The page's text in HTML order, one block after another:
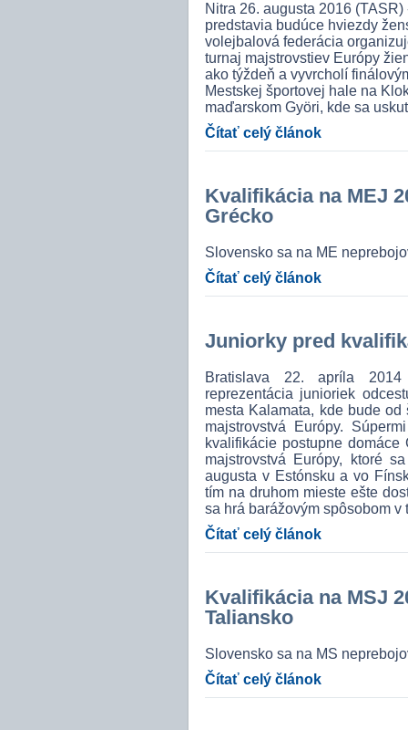
Nitra 26. augusta 2016
predstavia budúce hviezdy
volejbalová federácia
turnaj majstrovstiev Európy
ako týždeň a vyvrcholí
Mestskej športovej hale na
maďarskom Györi, kde sa
Čítať celý článok
Kvalifikácia na MEJ
Grécko
Slovensko sa na ME
Čítať celý článok
Juniorky pred
Bratislava 22. apríla
reprezentácia junioriek
mesta Kalamata, kde bude
majstrovstvá Európy.
kvalifikácie postupne
majstrovstvá Európy, ktoré
augusta v Estónsku a vo
tím na druhom mieste ešte
sa hrá barážovým spôsobom v
Čítať celý článok
Kvalifikácia na MSJ
Taliansko
Slovensko sa na MS
Čítať celý článok